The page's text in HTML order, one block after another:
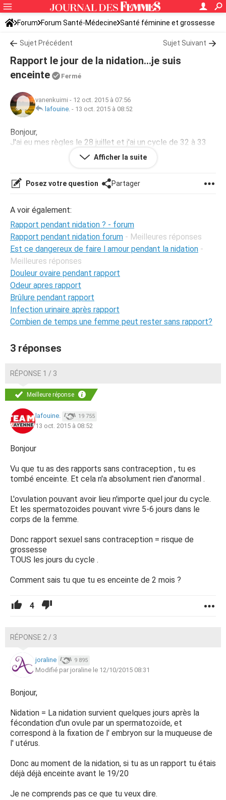
Forum Forum Santé-Médecine Santé féminine et grossesse
Ovulation
Sujet Précédent Sujet Suivant
Rapport le jour de la nidation...je suis
enceinte
Fermé
vanenkuimi - 12 oct. 2015 à 07:56
lafouine. - 13 oct. 2015 à 08:52
Bonjour,
J'ai eu mes règles le 28 juillet et j'ai un cycle de 32 à 33
jours. J'ai eu les rapports le 19, 20,. Ca fait deux mois que
je suis enceinte. Que s'est-il passé?
Afficher la suite
Posez votre question Partager
A voir également:
Rapport pendant nidation ? - forum
Rapport pendant nidation forum - Meilleures réponses
Est ce dangereux de faire l amour pendant la nidation -
Meilleures réponses
Douleur ovaire pendant rapport
Odeur apres rapport
Brûlure pendant rapport
Infection urinaire après rapport
Combien de temps une femme peut rester sans rapport?
3 réponses
RÉPONSE 1 / 3
Meilleure réponse
lafouine. 19 755
13 oct. 2015 à 08:52
Bonjour
Vu que tu as des rapports sans contraception , tu es
tombé enceinte. Et cela n'a absolument rien d'anormal .
L'ovulation pouvant avoir lieu n'importe quel jour du cycle.
Et les spermatozoides pouvant vivre 5-6 jours dans le
corps de la femme.
Donc rapport sexuel sans contraception = risque de
grossesse
TOUS les jours du cycle .
Comment sais tu que tu es enceinte de 2 mois ?
4
RÉPONSE 2 / 3
joraline 9 895
Modifié par joraline le 12/10/2015 08:31
Bonjour,
Nidation = La nidation survient quelques jours après la
fécondation d'un ovule par un spermatozoïde, et
correspond à la fixation de l' embryon sur la muqueuse de
l' utérus.
Donc au moment de la nidation, si tu as un rapport tu étais
déjà déjà enceinte avant le 19/20
Je ne comprends pas ce que tu veux dire.